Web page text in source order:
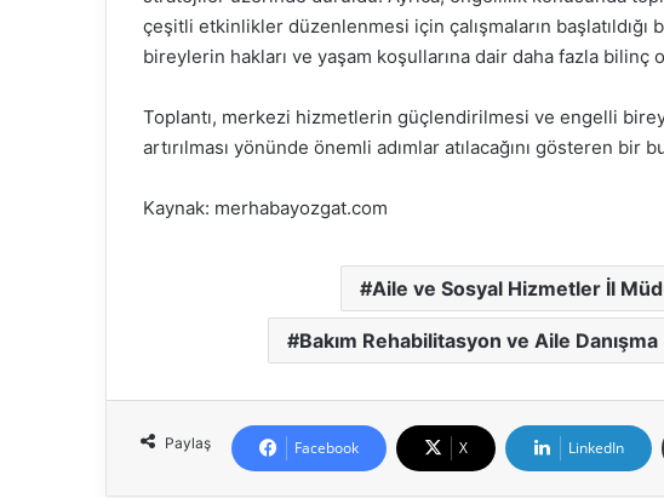
çeşitli etkinlikler düzenlenmesi için çalışmaların
bireylerin hakları ve yaşam koşullarına dair daha fazla bilinç
Toplantı, merkezi hizmetlerin güçlendirilmesi ve engelli
artırılması yönünde önemli adımlar atılacağını gösteren bir
Kaynak: merhabayozgat.com
Aile ve Sosyal Hizmetler İl
Bakım Rehabilitasyon ve Aile
Paylaş Facebook X LinkedIn